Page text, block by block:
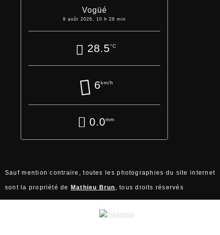
Vogüé
9 août 2026, 10 h 28 min
28.5°C
6km/h
0.0mm
Sauf mention contraire, toutes les photographies du site internet
sont la propriété de Mathieu Brun , tous droits réservés